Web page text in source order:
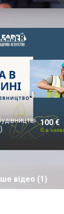
100 €
Є в
відео (1)